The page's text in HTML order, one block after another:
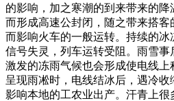
的影响，加之寒潮的到来带来的
而形成高速公封闭，随之带来搭
而影响火车的一般运转。持续的
信号失灵，列车运转受阻。雨雪
激发的冻雨气候也会形成使电线
呈现雨凇时，电线结冰后，遇冷
影响本地的工农业出产。汗青上